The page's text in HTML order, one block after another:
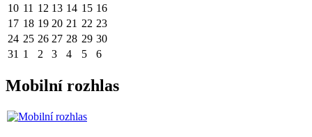
10 11 12 13 14 15 16
17 18 19 20 21 22 23
24 25 26 27 28 29 30
31 1 2 3 4 5 6
Mobilní rozhlas